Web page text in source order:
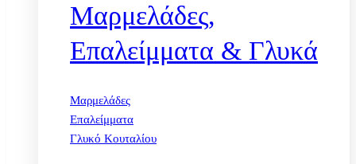
Μαρμελάδες,
Επαλείμματα & Γλυκά
Μαρμελάδες
Επαλείμματα
Γλυκό Κουταλίου